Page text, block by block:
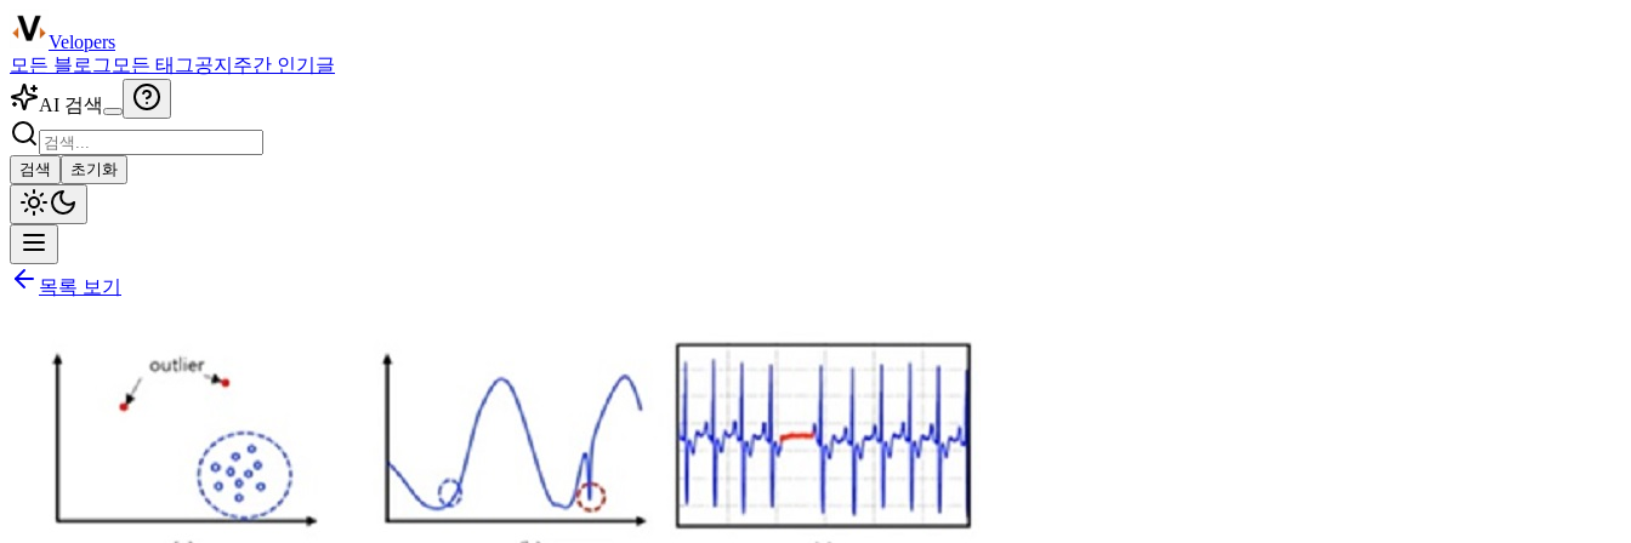
Velopers
모든 블로그 모든 태그공지 주간 인기글
AI 검색
검색 초기화
목록 보기